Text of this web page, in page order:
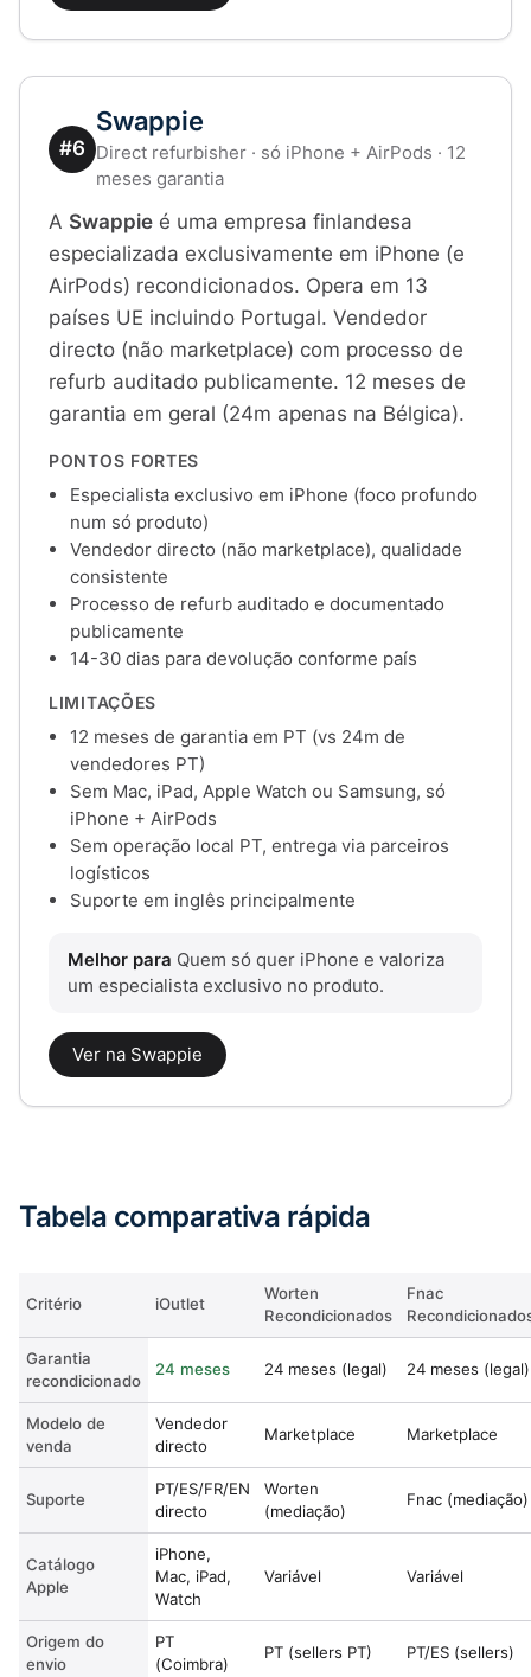
#6
Swappie
Direct refurbisher · só iPhone + AirPods · 12
meses garantia
A Swappie é uma empresa finlandesa
especializada exclusivamente em iPhone (e
AirPods) recondicionados. Opera em 13
países UE incluindo Portugal. Vendedor
directo (não marketplace) com processo de
refurb auditado publicamente. 12 meses de
garantia em geral (24m apenas na Bélgica).
PONTOS FORTES
Especialista exclusivo em iPhone (foco profundo
num só produto)
Vendedor directo (não marketplace), qualidade
consistente
Processo de refurb auditado e documentado
publicamente
14-30 dias para devolução conforme país
LIMITAÇÕES
12 meses de garantia em PT (vs 24m de
vendedores PT)
Sem Mac, iPad, Apple Watch ou Samsung, só
iPhone + AirPods
Sem operação local PT, entrega via parceiros
logísticos
Suporte em inglês principalmente
Melhor para Quem só quer iPhone e valoriza
um especialista exclusivo no produto.
Ver na Swappie
Tabela comparativa rápida
Critério iOutlet
Worten
Recondicionados
Fnac
Garantia
recondicionado
24 meses 24 meses (legal) 24 meses (legal)
Modelo de
venda
Vendedor
directo
Marketplace Marketplace
Suporte
PT/ES/FR/EN
directo
Worten
(mediação)
Fnac (mediação)
Catálogo
Apple
iPhone,
Mac, iPad,
Watch
Variável Variável
Origem do
envio
PT
(Coimbra)
PT (sellers PT) PT/ES (sellers)